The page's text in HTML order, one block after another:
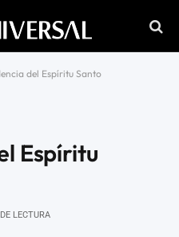
del Espíritu Santo
Espíritu
LECTURA